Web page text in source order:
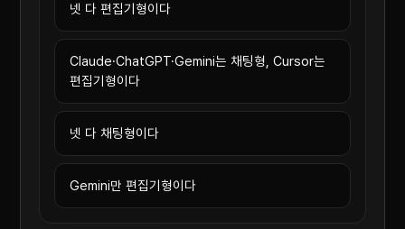
넷 다 편집기형이다
Claude·ChatGPT·Gemini는 채팅형, Cursor는
편집기형이다
넷 다 채팅형이다
Gemini만 편집기형이다